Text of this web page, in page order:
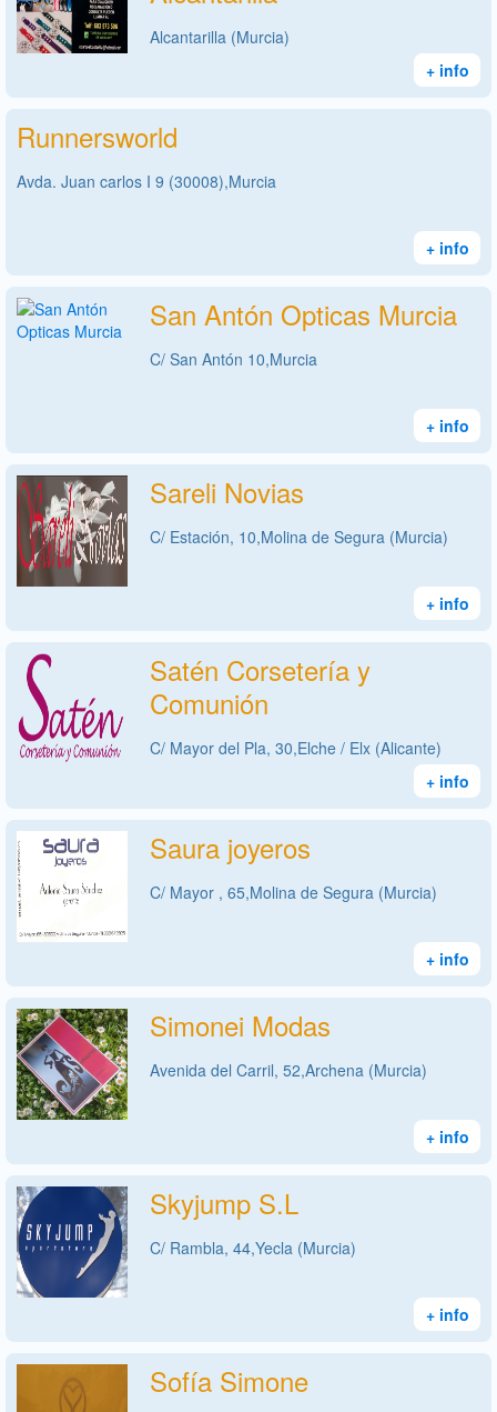
Alcantarilla (Murcia)
+ info
Runnersworld
Avda. Juan carlos I 9 (30008),Murcia
+ info
San Antón Opticas Murcia
C/ San Antón 10,Murcia
+ info
Sareli Novias
C/ Estación, 10,Molina de Segura (Murcia)
+ info
Satén Corsetería y
Comunión
C/ Mayor del Pla, 30,Elche / Elx (Alicante)
+ info
Saura joyeros
C/ Mayor , 65,Molina de Segura (Murcia)
+ info
Simonei Modas
Avenida del Carril, 52,Archena (Murcia)
+ info
Skyjump S.L
C/ Rambla, 44,Yecla (Murcia)
+ info
Sofía Simone